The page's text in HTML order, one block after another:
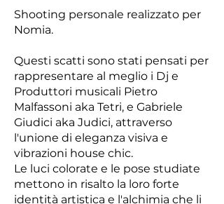
Shooting personale realizzato per
Nomia.
Questi scatti sono stati pensati per
rappresentare al meglio i Dj e
Produttori musicali Pietro
Malfassoni aka Tetri, e Gabriele
Giudici aka Judici, attraverso
l'unione di eleganza visiva e
vibrazioni house chic.
Le luci colorate e le pose studiate
mettono in risalto la loro forte
identità artistica e l'alchimia che li